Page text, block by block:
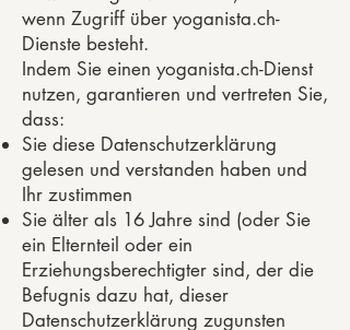
wenn Zugriff über yoganista.ch-
Dienste besteht.
Indem Sie einen yoganista.ch-Dienst
nutzen, garantieren und vertreten Sie,
dass:
Sie diese Datenschutzerklärung
gelesen und verstanden haben und
Ihr zustimmen
Sie älter als 16 Jahre sind (oder Sie
ein Elternteil oder ein
Erziehungsberechtigter sind, der die
Befugnis dazu hat, dieser
Datenschutzerklärung zugunsten